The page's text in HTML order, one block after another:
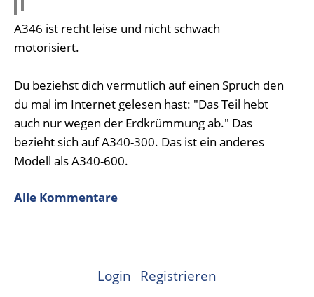
A346 ist recht leise und nicht schwach
motorisiert.
Du beziehst dich vermutlich auf einen Spruch den
du mal im Internet gelesen hast: "Das Teil hebt
auch nur wegen der Erdkrümmung ab." Das
bezieht sich auf A340-300. Das ist ein anderes
Modell als A340-600.
Alle Kommentare
Login Registrieren